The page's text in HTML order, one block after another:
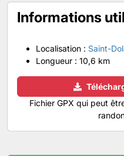
Informations
Localisation : Saint-
Longueur : 10,6 km
Fichier GPX qui peut